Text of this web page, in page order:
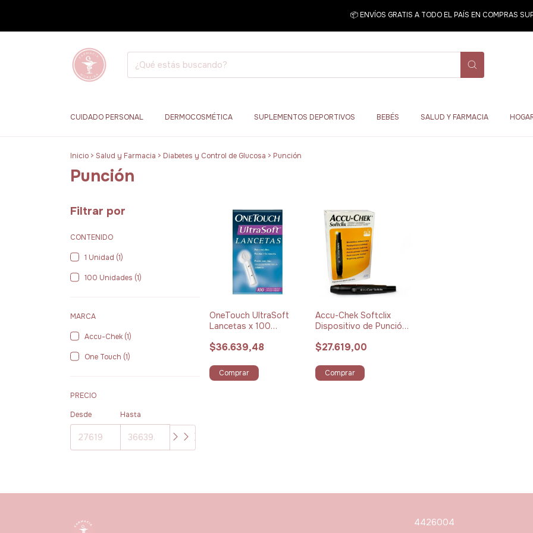
📦 ENVÍOS GRATIS A TODO EL PAÍS EN COMPRAS
CUIDADO PERSONAL DERMOCOSMÉTICA SUPLEMENTOS DEPORTIVOS BEBÉS SALUD Y FARMACIA
Inicio > Salud y Farmacia > Diabetes y Control de Glucosa > Punción
Punción
Filtrar por
CONTENIDO
1 Unidad (1)
100 Unidades (1)
MARCA
Accu-Chek (1)
One Touch (1)
PRECIO
Desde
Hasta
OneTouch UltraSoft
Lancetas x 100
$36.639,48
Comprar
Accu-Chek Softclix
Dispositivo de Punción
$27.619,00
Comprar
4426004